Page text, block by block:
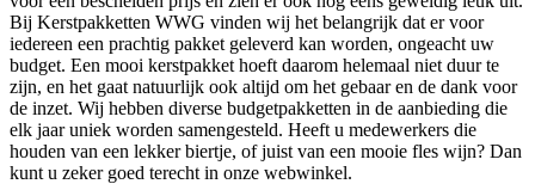
Bij Kerstpakketten WWG vinden wij het belangrijk dat er voor
iedereen een prachtig pakket geleverd kan worden, ongeacht uw
budget. Een mooi kerstpakket hoeft daarom helemaal niet duur te
zijn, en het gaat natuurlijk ook altijd om het gebaar en de dank voor
de inzet. Wij hebben diverse budgetpakketten in de aanbieding die
elk jaar uniek worden samengesteld. Heeft u medewerkers die
houden van een lekker biertje, of juist van een mooie fles wijn? Dan
kunt u zeker goed terecht in onze webwinkel.